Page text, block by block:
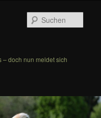
– doch nun meldet sich